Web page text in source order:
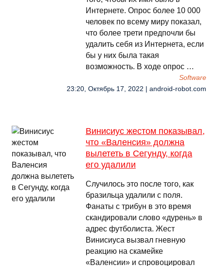
Интернете. Опрос более 10 000
человек по всему миру показал,
что более трети предпочли бы
удалить себя из Интернета, если
бы у них была такая
возможность. В ходе опрос …
Software
23:20, Октябрь 17, 2022 | android-robot.com
Винисиус жестом показывал,
что «Валенсия» должна
вылететь в Сегунду, когда
его удалили
Случилось это после того, как
бразильца удалили с поля.
Фанаты с трибун в это время
скандировали слово «дурень» в
адрес футболиста. Жест
Винисиуса вызвал гневную
реакцию на скамейке
«Валенсии» и спровоцировал